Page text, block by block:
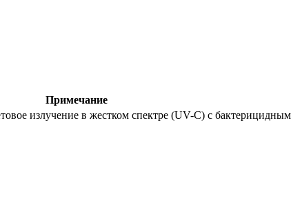
Примечание
излучение в жестком спектре (UV-C) с бактерицидным